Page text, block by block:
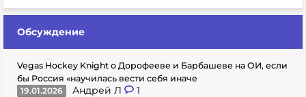
Обсуждение
Vegas Hockey Knight о Дорофееве и Барбашеве на ОИ, если
бы Россия «научилась вести себя иначе
19.01.2026
Андрей Л 1